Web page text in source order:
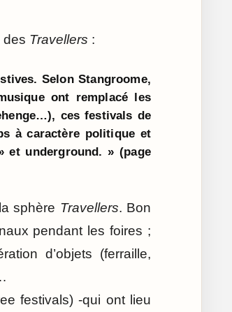
des Travellers :
Selon Stangroome,
ont remplacé les
ces festivals de
à caractère politique et
et underground. » (page
sphère Travellers. Bon
pendant les foires ;
d’objets (ferraille,
festivals) -qui ont lieu